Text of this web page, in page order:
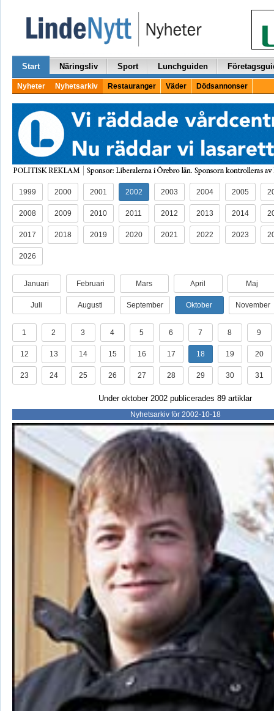
Start Näringsliv Sport Lunchguiden
Nyheter Nyhetsarkiv Restauranger Väder Dödsannonser
1999 2000 2001 2002 2003 2004 2005
2008 2009 2010 2011 2012 2013 2014
2017 2018 2019 2020 2021 2022 2023
2026
Januari Februari Mars April Maj
Juli Augusti September Oktober November
1 2 3 4 5 6 7 8 9
12 13 14 15 16 17 18 19 20
23 24 25 26 27 28 29 30 31
Under oktober 2002 publicerades 89 artiklar
Nyhetsarkiv för 2002-10-18